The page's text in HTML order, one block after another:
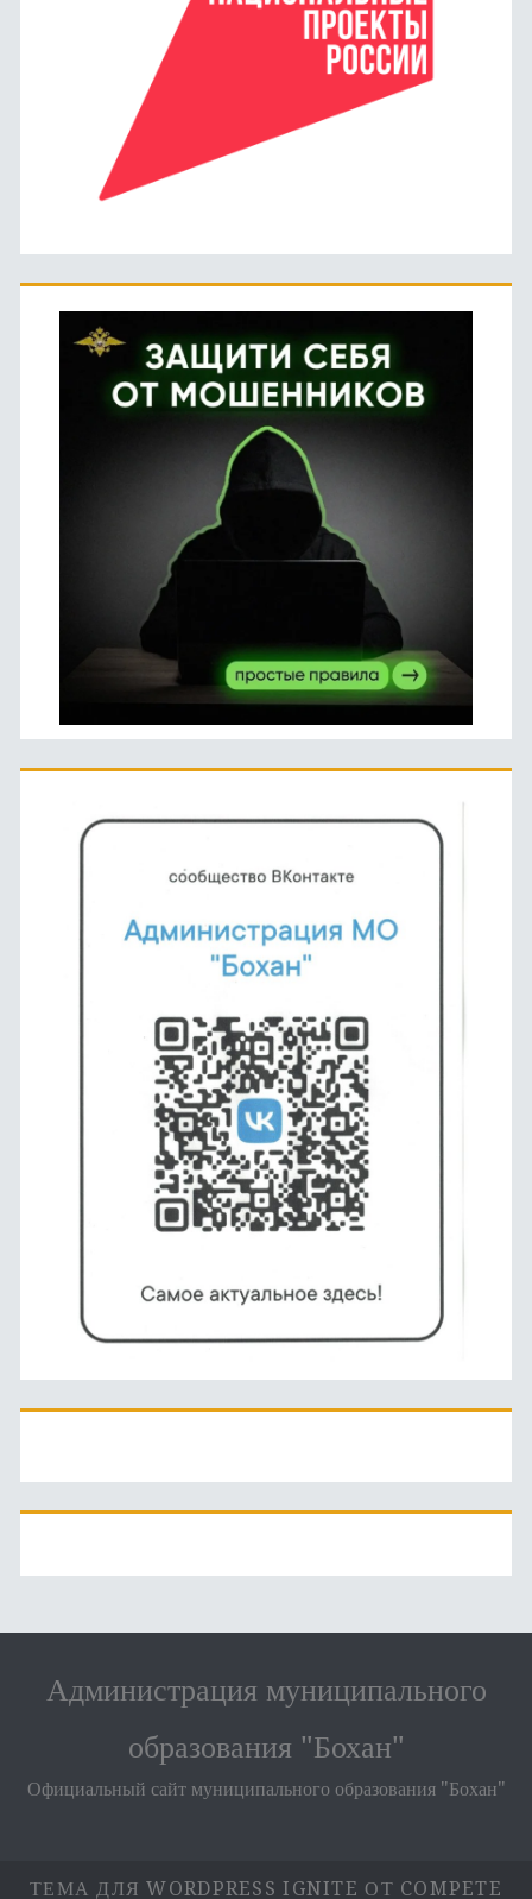
Администрация муниципального
образования "Бохан"
Официальный сайт муниципального образования "Бохан"
ТЕМА ДЛЯ WORDPRESS IGNITE ОТ COMPETE